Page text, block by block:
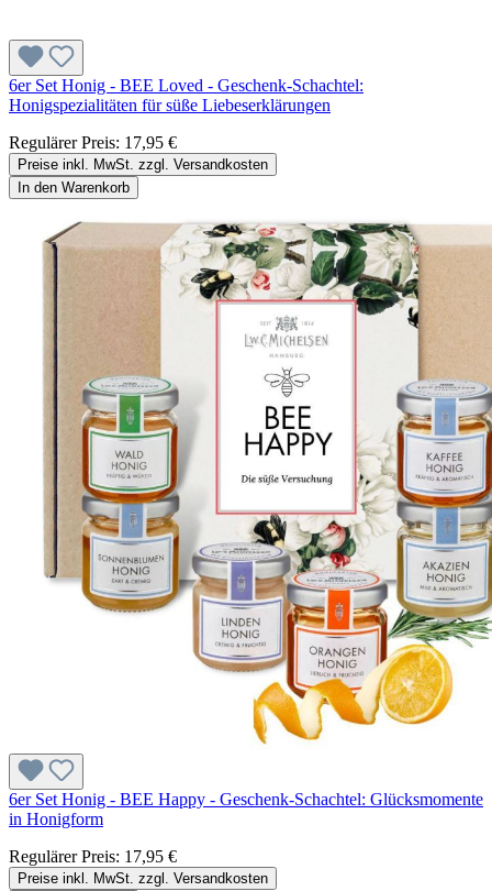
6er Set Honig - BEE Loved - Geschenk-Schachtel:
Honigspezialitäten für süße Liebeserklärungen
Regulärer Preis: 17,95 €
Preise inkl. MwSt. zzgl. Versandkosten
In den Warenkorb
6er Set Honig - BEE Happy - Geschenk-Schachtel: Glücksmomente
in Honigform
Regulärer Preis: 17,95 €
Preise inkl. MwSt. zzgl. Versandkosten